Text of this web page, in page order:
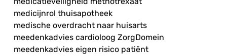
medicijnrol thuisapotheek
medische overdracht naar huisarts
meedenkadvies cardioloog ZorgDomein
meedenkadvies eigen risico patiënt